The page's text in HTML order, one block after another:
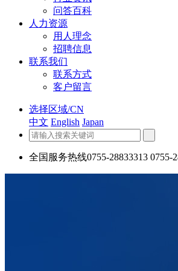
问答百科
人力资源
用人理念
招聘信息
联系我们
联系方式
客户留言
选择区域/CN
中文 English Japan
全国服务热线0755-28833313 0755-